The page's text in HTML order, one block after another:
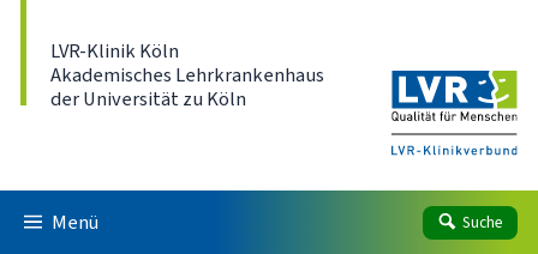
LVR-Klinik Köln
Akademisches Lehrkrankenhaus
der Universität zu Köln
Menü Suche